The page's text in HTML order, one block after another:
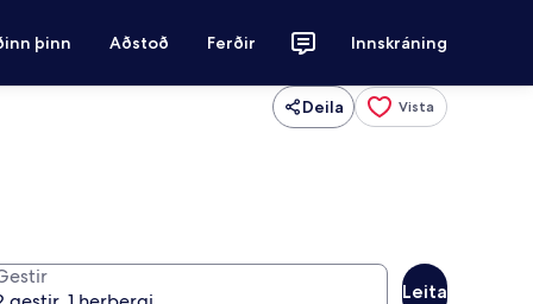
þinn Aðstoð Ferðir Innskráning
Deila Vista
Leita